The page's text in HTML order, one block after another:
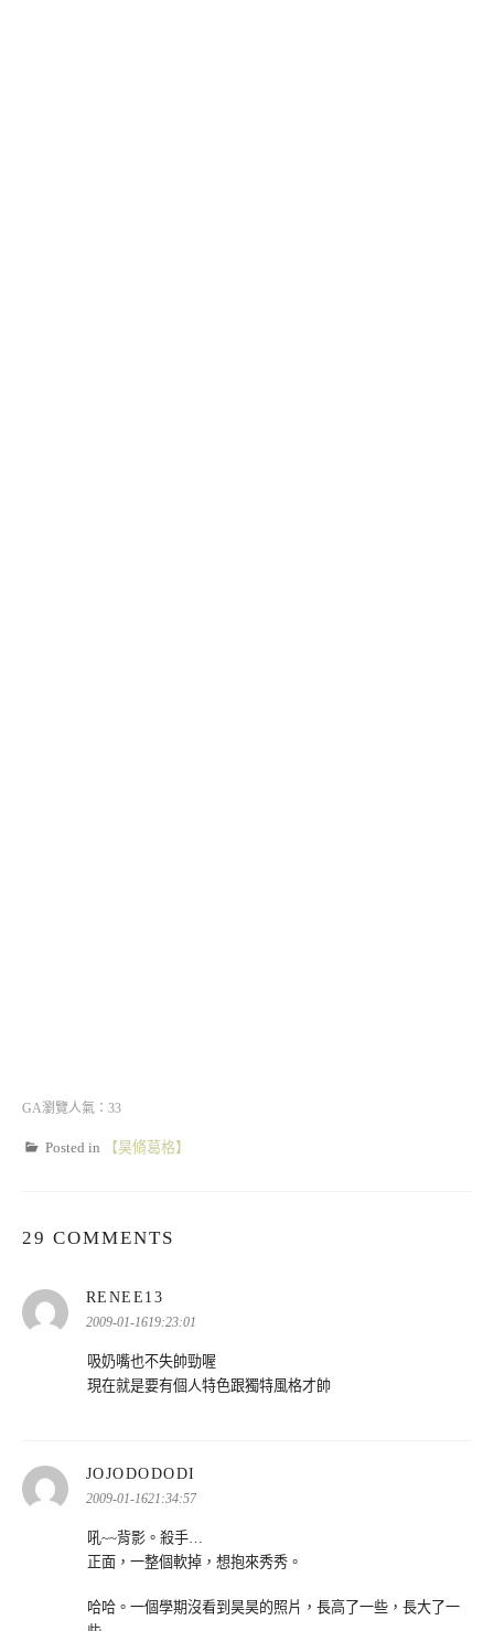
GA瀏覽人氣：33
Posted in 【昊脩葛格】
29 COMMENTS
RENEE13
示:
2009-01-1619:23:01
吸奶嘴也不失帥勁喔
現在就是要有個人特色跟獨特風格才帥
JOJODODODI
示:
2009-01-1621:34:57
吼~~背影。殺手…
正面，一整個軟掉，想抱來秀秀。
哈哈。一個學期沒看到昊昊的照片，長高了一些，長大了一